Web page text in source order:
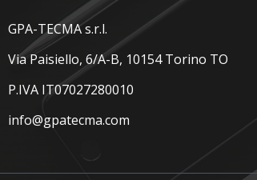
GPA-TECMA s.r.l.
Via Paisiello, 6/A-B, 10154 Torino TO
P.IVA IT07027280010
info@gpatecma.com